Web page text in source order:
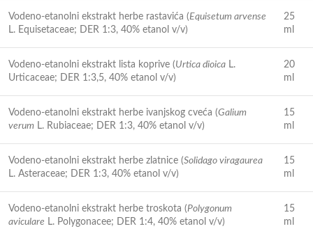
Vodeno-etanolni ekstrakt herbe rastavića (Equisetum arvense
L. Equisetaceae; DER 1:3, 40% etanol v/v)
25
ml
Vodeno-etanolni ekstrakt lista koprive (Urtica dioica L.
Urticaceae; DER 1:3,5, 40% etanol v/v)
20
ml
Vodeno-etanolni ekstrakt herbe ivanjskog cveća (Galium
verum L. Rubiaceae; DER 1:3, 40% etanol v/v)
15
ml
Vodeno-etanolni ekstrakt herbe zlatnice (Solidago viragaurea
L. Asteraceae; DER 1:3, 40% etanol v/v)
15
ml
Vodeno-etanolni ekstrakt herbe troskota (Polygonum
aviculare L. Polygonacee; DER 1:4, 40% etanol v/v)
15
ml